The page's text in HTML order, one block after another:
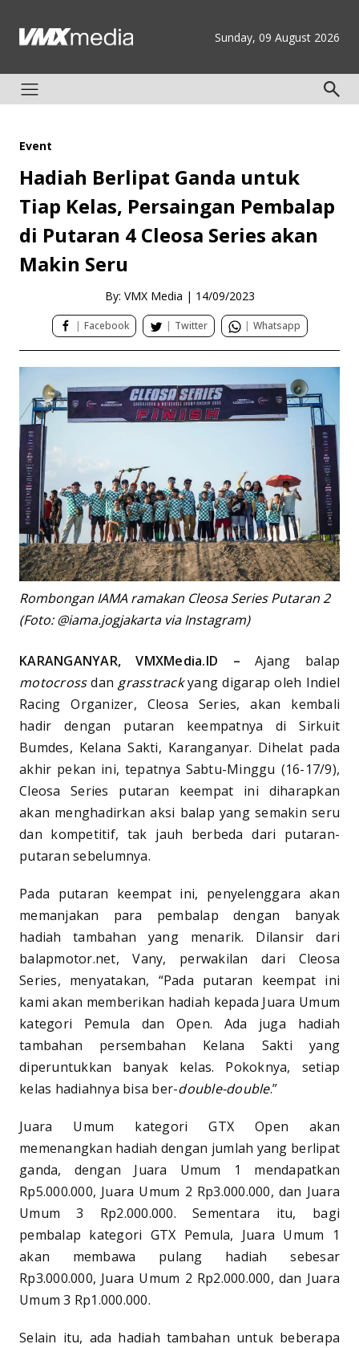
Sunday, 09 August 2026
Event
Hadiah Berlipat Ganda untuk
Tiap Kelas, Persaingan Pembalap
di Putaran 4 Cleosa Series akan
Makin Seru
By: VMX Media | 14/09/2023
| Facebook | Twitter | Whatsapp
Rombongan IAMA ramakan Cleosa Series Putaran 2
(Foto: @iama.jogjakarta via Instagram)
KARANGANYAR, VMXMedia.ID –Ajang balap
motocrossdan grasstrackyang digarap oleh Indiel
Racing Organizer, Cleosa Series, akan kembali
hadir dengan putaran keempatnya di Sirkuit
Bumdes, Kelana Sakti, Karanganyar. Dihelat pada
akhir pekan ini, tepatnya Sabtu-Minggu (16-17/9),
Cleosa Series putaran keempat ini diharapkan
akan menghadirkan aksi balap yang semakin seru
dan kompetitif, tak jauh berbeda dari putaran-
putaran sebelumnya.
Pada putaran keempat ini, penyelenggara akan
memanjakan para pembalap dengan banyak
hadiah tambahan yang menarik. Dilansir dari
balapmotor.net, Vany, perwakilan dari Cleosa
Series, menyatakan, “Pada putaran keempat ini
kami akan memberikan hadiah kepada Juara Umum
kategori Pemula dan Open. Ada juga hadiah
tambahan persembahan Kelana Sakti yang
diperuntukkan banyak kelas. Pokoknya, setiap
kelas hadiahnya bisa ber-double-double.”
Juara Umum kategori GTX Open akan
memenangkan hadiah dengan jumlah yang berlipat
ganda, dengan Juara Umum 1 mendapatkan
Rp5.000.000, Juara Umum 2 Rp3.000.000, dan Juara
Umum 3 Rp2.000.000. Sementara itu, bagi
pembalap kategori GTX Pemula, Juara Umum 1
akan membawa pulang hadiah sebesar
Rp3.000.000, Juara Umum 2 Rp2.000.000, dan Juara
Umum 3 Rp1.000.000.
Selain itu, ada hadiah tambahan untuk beberapa